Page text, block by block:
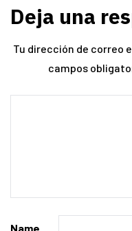
Deja una
Tu dirección de correo
campos
Name